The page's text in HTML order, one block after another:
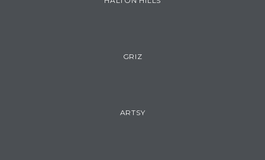
GRIZ
ARTSY